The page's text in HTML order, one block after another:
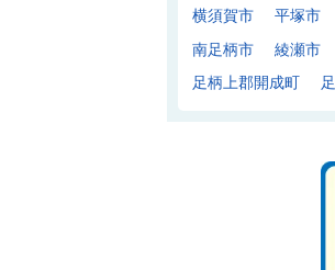
横須賀市
平塚市
南足柄市
綾瀬市
足柄上郡開成町